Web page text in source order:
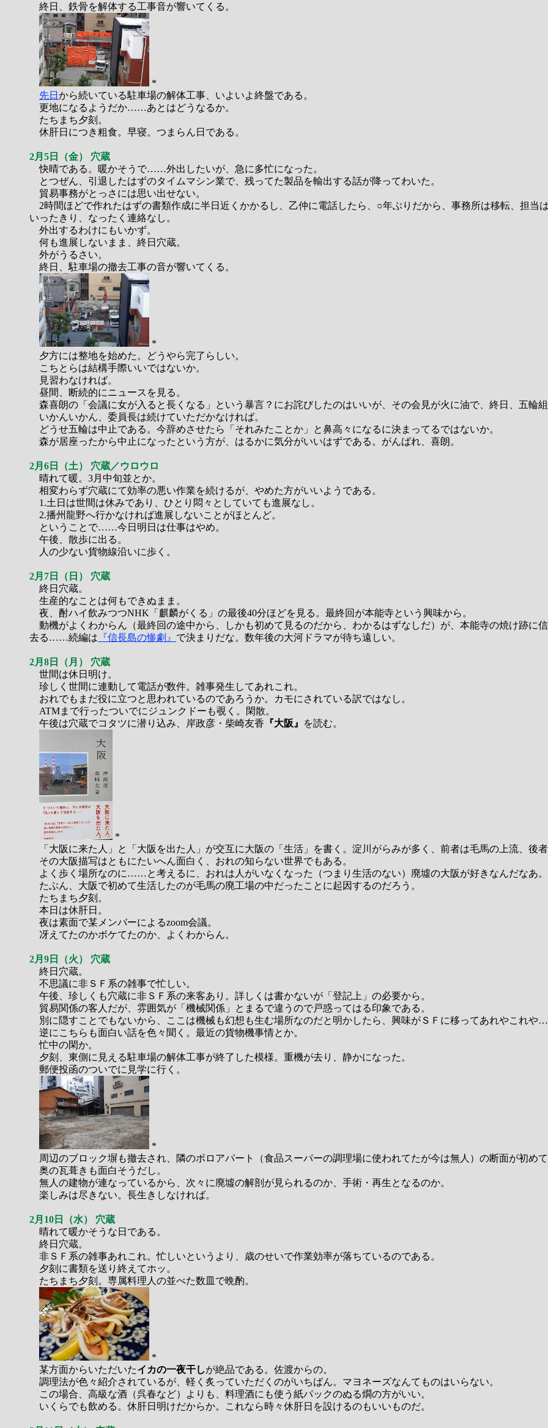
終日、鉄骨を解体する工事音が響いてくる。
*
先日 から続いている駐車場の解体工事、いよいよ終盤である。
更地になるようだか……あとはどうなるか。
たちまち夕刻。
休肝日につき粗食。早寝。つまらん日である。
2月5日（金） 穴蔵
快晴である。暖かそうで……外出したいが、急に多忙になった。
とつぜん、引退したはずのタイムマシン業で、残ってた製品を輸出する話が降ってわいた。
貿易事務がとっさには思い出せない。
2時間ほどで作れたはずの書類作成に半日近くかかるし、乙仲に電話したら、○年ぶりだから、事務所は移転、担当
いったきり、なったく連絡なし。
外出するわけにもいかず。
何も進展しないまま、終日穴蔵。
外がうるさい。
終日、駐車場の撤去工事の音が響いてくる。
*
夕方には整地を始めた。どうやら完了らしい。
こちとらは結構手際いいではないか。
見習わなければ。
昼間、断続的にニュースを見る。
森喜朗の「会議に女が入ると長くなる」という暴言？にお詫びしたのはいいが、その会見が火に油で、終日、五
いかんいかん、委員長は続けていただかなければ。
どうせ五輪は中止である。今辞めさせたら「それみたことか」と鼻高々になるに決まってるではないか。
森が居座ったから中止になったという方が、はるかに気分がいいはずである。がんばれ、喜朗。
2月6日（土） 穴蔵／ウロウロ
晴れて暖。3月中旬並とか。
相変わらず穴蔵にて効率の悪い作業を続けるが、やめた方がいいようである。
1.土日は世間は休みであり、ひとり悶々としていても進展なし。
2.播州龍野へ行かなければ進展しないことがほとんど。
ということで……今日明日は仕事はやめ。
午後、散歩に出る。
人の少ない貨物線沿いに歩く。
2月7日（日） 穴蔵
終日穴蔵。
生産的なことは何もできぬまま。
夜、酎ハイ飲みつつNHK「麒麟がくる」の最後40分ほどを見る。最終回が本能寺という興味から。
動機がよくわからん（最終回の途中から、しかも初めて見るのだから、わかるはずなしだ）が、本能寺の焼け跡に
去る……続編は 『信長島の惨劇』 で決まりだな。数年後の大河ドラマが待ち遠しい。
2月8日（月） 穴蔵
世間は休日明け。
珍しく世間に連動して電話が数件。雑事発生してあれこれ。
おれでもまだ役に立つと思われているのであろうか。カモにされている訳ではなし。
ATMまで行ったついでにジュンクドーも覗く。閑散。
午後は穴蔵でコタツに潜り込み、岸政彦・柴崎友香 『大阪』 を読む。
*
「大阪に来た人」と「大阪を出た人」が交互に大阪の「生活」を書く。淀川がらみが多く、前者は毛馬の上流、後
その大阪描写はともにたいへん面白く、おれの知らない世界でもある。
よく歩く場所なのに……と考えるに、おれは人がいなくなった（つまり生活のない）廃墟の大阪が好きなんだなあ。
たぶん、大阪で初めて生活したのが毛馬の廃工場の中だったことに起因するのだろう。
たちまち夕刻。
本日は休肝日。
夜は素面で某メンバーによるzoom会議。
冴えてたのかボケてたのか、よくわからん。
2月9日（火） 穴蔵
終日穴蔵。
不思議に非ＳＦ系の雑事で忙しい。
午後、珍しくも穴蔵に非ＳＦ系の来客あり。詳しくは書かないが「登記上」の必要から。
貿易関係の客人だが、雰囲気が「機械関係」とまるで違うので戸惑ってはる印象である。
別に隠すことでもないから、ここは機械も幻想も生む場所なのだと明かしたら、興味がＳＦに移ってあれやこれ
逆にこちらも面白い話を色々聞く。最近の貨物機事情とか。
忙中の閑か。
夕刻、東側に見える駐車場の解体工事が終了した模様。重機が去り、静かになった。
郵便投函のついでに見学に行く。
*
周辺のブロック塀も撤去され、隣のボロアパート（食品スーパーの調理場に使われてたが今は無人）の断面が初め
奥の瓦葺きも面白そうだし。
無人の建物が連なっているから、次々に廃墟の解剖が見られるのか、手術・再生となるのか。
楽しみは尽きない。長生きしなければ。
2月10日（水） 穴蔵
晴れて暖かそうな日である。
終日穴蔵。
非ＳＦ系の雑事あれこれ。忙しいというより、歳のせいで作業効率が落ちているのである。
夕刻に書類を送り終えてホッ。
たちまち夕刻。専属料理人の並べた数皿で晩酌。
*
某方面からいただいたイカの一夜干しが絶品である。佐渡からの。
調理法が色々紹介されているが、軽く炙っていただくのがいちばん。マヨネーズなんてものはいらない。
この場合、高級な酒（呉春など）よりも、料理酒にも使う紙パックのぬる燗の方がいい。
いくらでも飲める。休肝日明けだからか。これなら時々休肝日を設けるのもいいものだ。